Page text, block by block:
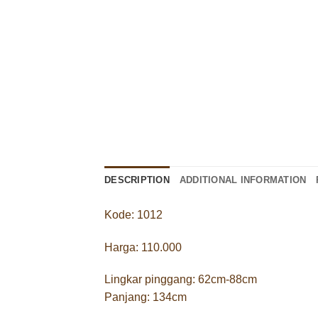
DESCRIPTION ADDITIONAL INFORMATION
Kode: 1012
Harga: 110.000
Lingkar pinggang: 62cm-88cm
Panjang: 134cm